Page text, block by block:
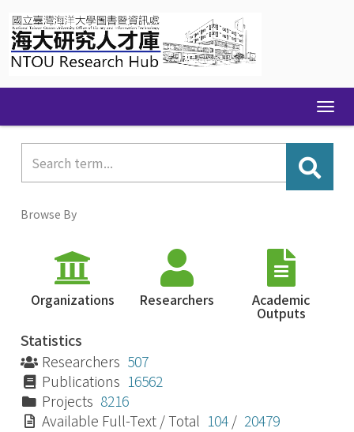
navigation
Browse By
Organizations Researchers Academic
Outputs
Statistics
Researchers 507
Publications 16562
Projects 8216
Available Full-Text / Total 104 / 20479